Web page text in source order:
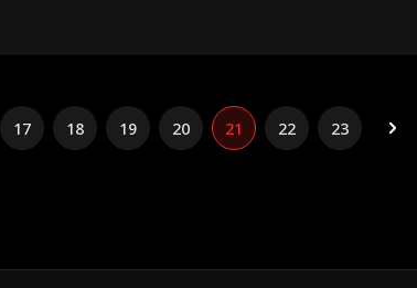
17 18 19 20 21 22 23